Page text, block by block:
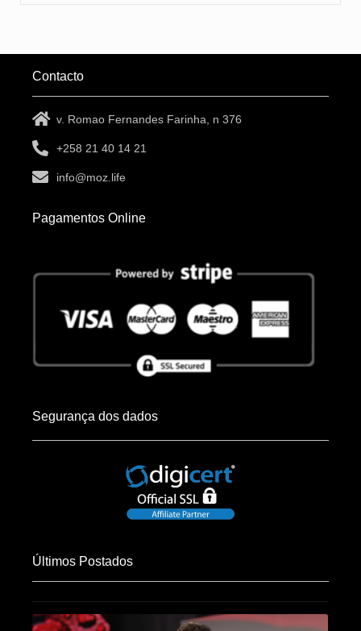
Contacto
v. Romao Fernandes Farinha, n 376
+258 21 40 14 21
info@moz.life
Pagamentos Online
Segurança dos dados
Últimos Postados